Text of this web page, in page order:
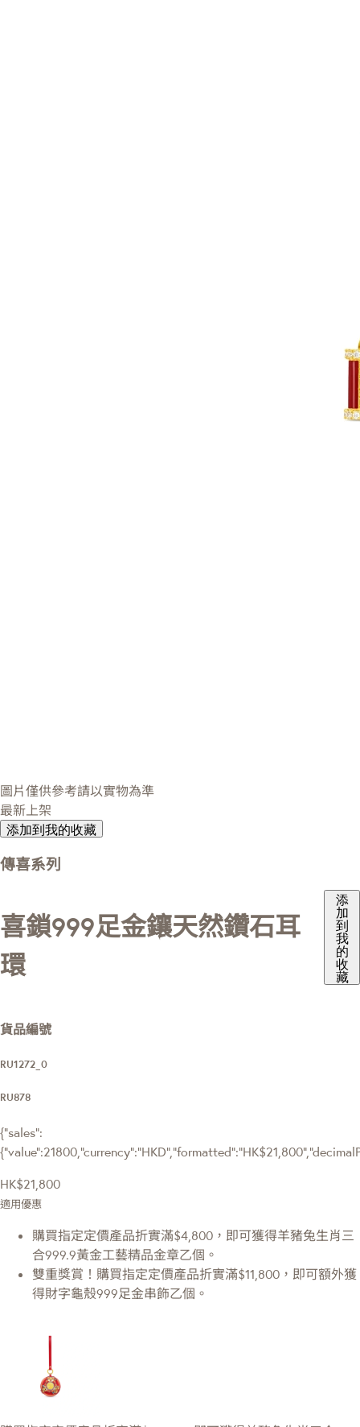
圖片僅供參考請以實物為準
最新上架
添加到我的收藏
傳喜系列
喜鎖999足金鑲天然鑽石耳
環
添
加
到
我
的
收
藏
貨品編號
RU1272_0
RU878
{"sales":
HK$21,800
適用優惠
購買指定定價產品折實滿$4,800，即可獲得羊豬兔生肖三
合999.9黃金工藝精品金章乙個。
雙重獎賞！購買指定定價產品折實滿$11,800，即可額外獲
得財字龜殼999足金串飾乙個。